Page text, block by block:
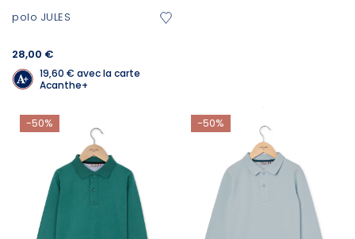
polo JULES
28,00 €
19,60 € avec la carte
Acanthe+
-50% -50%